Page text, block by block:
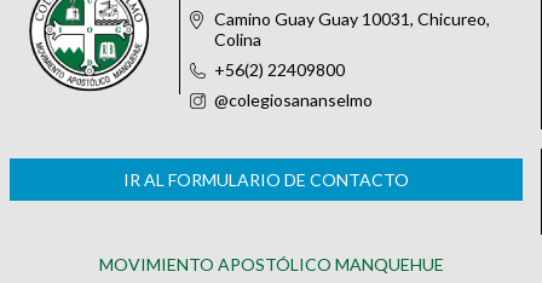
Camino Guay Guay 10031, Chicureo,
Colina
+56(2) 22409800
@colegiosananselmo
IR AL FORMULARIO DE CONTACTO
MOVIMIENTO APOSTÓLICO MANQUEHUE